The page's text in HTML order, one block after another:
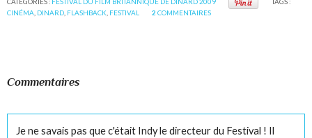
CINÉMA DINARD FLASHBACK FESTIVAL 2 COMMENTAIRES
Commentaires
Je ne savais pas que c'était Indy le directeur du Festival ! Il